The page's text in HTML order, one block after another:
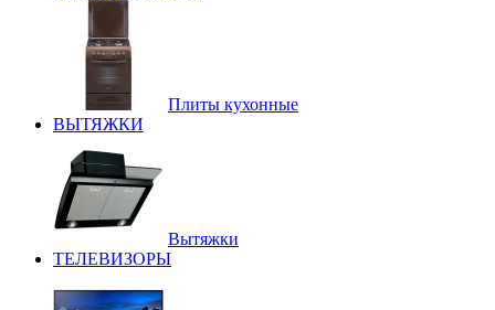
Плиты кухонные
ВЫТЯЖКИ
Вытяжки
ТЕЛЕВИЗОРЫ